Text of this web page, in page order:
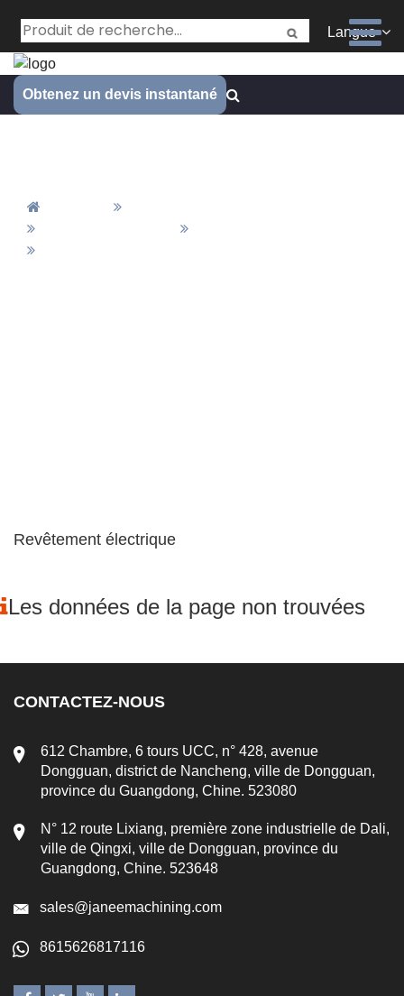
Langue
Obtenez un devis instantané
Revêtement électrique
Les données de la page non trouvées
CONTACTEZ-NOUS
612 Chambre, 6 tours UCC, n° 428, avenue
Dongguan, district de Nancheng, ville de Dongguan,
province du Guangdong, Chine. 523080
N° 12 route Lixiang, première zone industrielle de Dali,
ville de Qingxi, ville de Dongguan, province du
Guangdong, Chine. 523648
sales@janeemachining.com
8615626817116